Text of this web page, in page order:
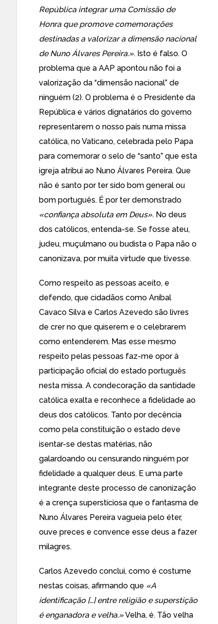
República integrar uma Comissão de
Honra que promove comemorações
destinadas a valorizar a dimensão nacional
de Nuno Álvares Pereira.». Isto é falso. O
problema que a AAP apontou não foi a
valorização da “dimensão nacional” de
ninguém (2). O problema é o Presidente da
República e vários dignatários do governo
representarem o nosso país numa missa
católica, no Vaticano, celebrada pelo Papa
para comemorar o selo de “santo” que esta
igreja atribui ao Nuno Álvares Pereira. Que
não é santo por ter sido bom general ou
bom português. É por ter demonstrado
«confiança absoluta em Deus». No deus
dos católicos, entenda-se. Se fosse ateu,
judeu, muçulmano ou budista o Papa não o
canonizava, por muita virtude que tivesse.
Como respeito as pessoas aceito, e
defendo, que cidadãos como Aníbal
Cavaco Silva e Carlos Azevedo são livres
de crer no que quiserem e o celebrarem
como entenderem. Mas esse mesmo
respeito pelas pessoas faz-me opor à
participação oficial do estado português
nesta missa. A condecoração da santidade
católica exalta e reconhece a fidelidade ao
deus dos católicos. Tanto por decência
como pela constituição o estado deve
isentar-se destas matérias, não
galardoando ou censurando ninguém por
fidelidade a qualquer deus. E uma parte
integrante deste processo de canonização
é a crença supersticiosa que o fantasma de
Nuno Álvares Pereira vagueia pelo éter,
ouve preces e convence esse deus a fazer
milagres.
Carlos Azevedo conclui, como é costume
nestas coisas, afirmando que «A
identificação […] entre religião e superstição
é enganadora e velha.»Velha, é. Tão velha